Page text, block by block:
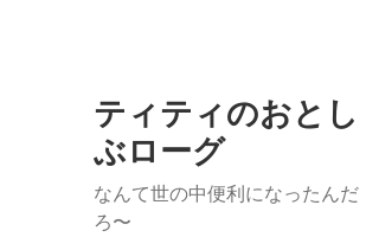
ティティのおとし
ぶローグ
なんて世の中便利になったんだ
ろ〜